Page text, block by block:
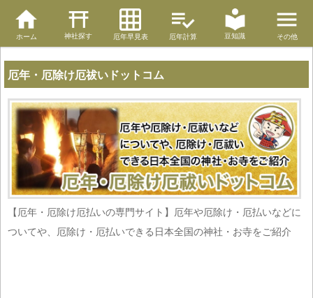
ホーム 神社探す 厄年早見表 厄年計算 豆知識 その他
厄年・厄除け厄祓いドットコム
【厄年・厄除け厄払いの専門サイト】厄年や厄除け・厄払いなどに
ついてや、厄除け・厄払いできる日本全国の神社・お寺をご紹介